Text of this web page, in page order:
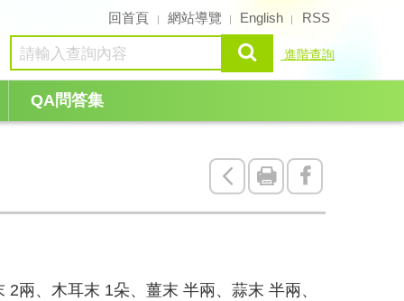
回首頁 網站導覽 English RSS
查詢 進階查詢
QA問答集
回
上
頁
友
善
印
Facebook
兩、木耳末 1朵、薑末 半兩、蒜末 半兩、